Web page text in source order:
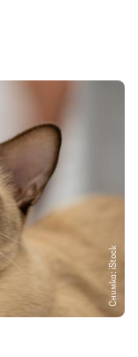
Снимка: iStock